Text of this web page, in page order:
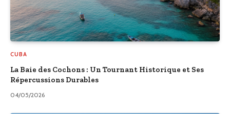
CUBA
La Baie des Cochons : Un Tournant Historique et Ses
Répercussions Durables
04/05/2026